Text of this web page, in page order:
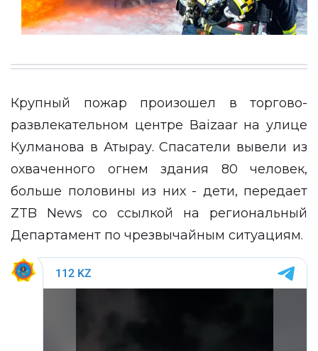
Крупный пожар произошел в торгово-
развлекательном центре Ваizaar на улице
Кулманова в Атырау. Спасатели вывели из
охваченного огнем здания 80 человек,
больше половины из них - дети, передает
ZTB News со ссылкой на региональный
Департамент по чрезвычайным ситуациям.